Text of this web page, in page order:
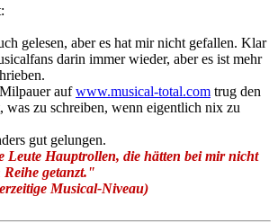
gelesen, aber es hat mir nicht gefallen. Klar
darin immer wieder, aber es ist mehr
aufwww.musical-total.com trug den
zu schreiben, wenn eigentlich nix zu
gut gelungen.
Leute Hauptrollen, die hätten bei mir nicht
getanzt."
Musical-Niveau)